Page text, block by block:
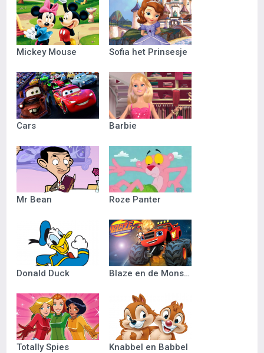
Mickey Mouse Sofia het Prinsesje
Cars Barbie
Mr Bean Roze Panter
Donald Duck Blaze en de Monsterwielen
Totally Spies Knabbel en Babbel